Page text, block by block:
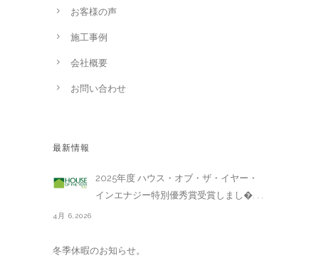
お客様の声
施工事例
会社概要
お問い合わせ
最新情報
2025年度 ハウス・オブ・ザ・イヤー・
インエナジー特別優秀賞受賞しまし�. . .
4月 6,2026
冬季休暇のお知らせ。